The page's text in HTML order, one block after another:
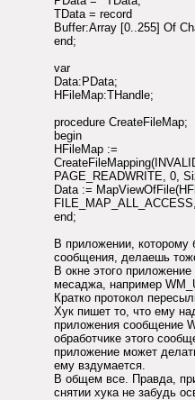
TData = record
Buffer:Array [0..255] Of
end;
var
Data:PData;
HFileMap:THandle;
procedure CreateFileMap;
begin
HFileMap :=
PAGE_READWRITE, 0,
Data :=
end;
В приложении, которому
сообщения, делаешь
В окне этого
месаджа, например
Кратко протокол
Хук пишет то, что ему
приложения сообщение
обработчике этого
приложение может
ему вздумается.
В общем все. Правда,
снятии хука не забудь